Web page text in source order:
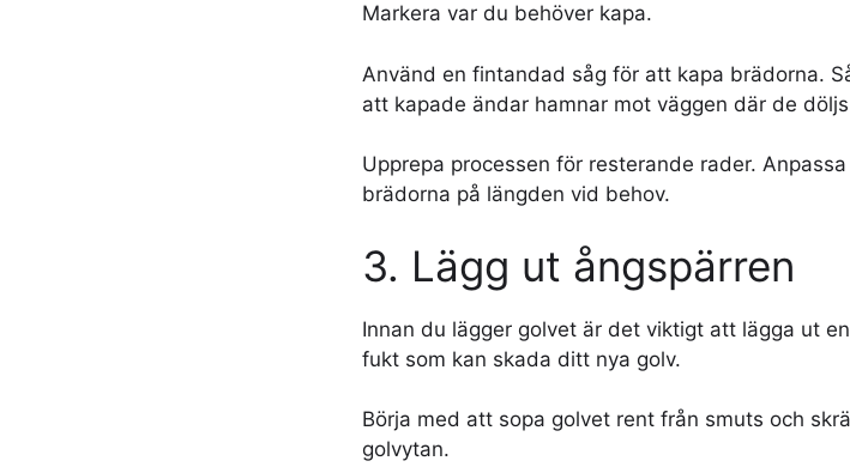
Markera var du behöver kapa.
Använd en fintandad såg för att kapa brädorna.
att kapade ändar hamnar mot väggen där de
Upprepa processen för resterande rader.
brädorna på längden vid behov.
3. Lägg ut ångspärren
Innan du lägger golvet är det viktigt att lägga ut
fukt som kan skada ditt nya golv.
Börja med att sopa golvet rent från smuts och
golvytan.